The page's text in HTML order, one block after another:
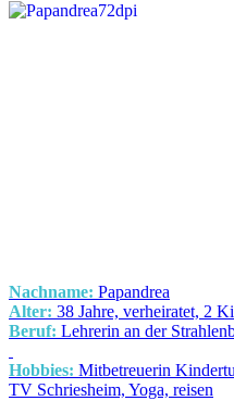
Nachname: Papandrea
Alter: 38 Jahre, verheiratet, 2
Beruf: Lehrerin an der
Hobbies: Mitbetreuerin
TV Schriesheim, Yoga, reisen